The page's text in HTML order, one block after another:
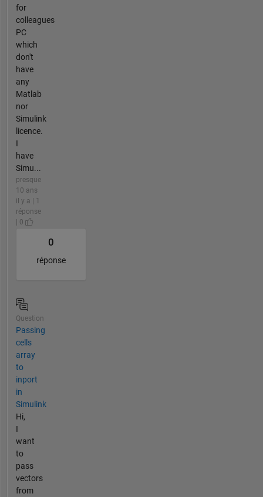
for
colleagues
PC
which
don't
have
any
Matlab
nor
Simulink
licence.
I
have
Simu...
presque
10 ans
il y a | 1
réponse
| 0
0
réponse
Question
Passing
cells
array
to
inport
in
Simulink
Hi,
I
want
to
pass
vectors
from